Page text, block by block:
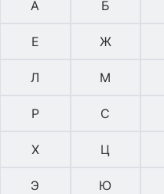
А Б
Е Ж
Л М
Р С
Х Ц
Э Ю